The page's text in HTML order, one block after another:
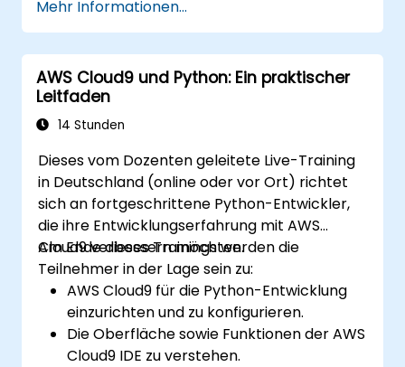
überwachten Lernens in Form von
Klassifikation und Regression sowie das
unüberwachte Lernen mit Clustering- und
Anomalieerkennungsverfahren. Ebenso
werden fortgeschrittene Architekturen
neuronaler Netzwerke behandelt. Die
Nutzung von scikit-learn, Apache Spark MLlib
sowie Jupyter-Notebooks für die praktische
Entwicklung von KI-Anwendungen kennen.
Am Ende sind die Teilnehmer in der Lage,
sinnvolle Machine-Learning-Modelle zu
implementieren, Grenzen bestehender
Algorithmen zu bewerten und konkrete
Projekte zur Problemlösung im realen Kontext
umzusetzen.
Mehr Informationen...
AWS Cloud9 und Python: Ein praktischer
Leitfaden
14 Stunden
Dieses vom Dozenten geleitete Live-Training
in Deutschland (online oder vor Ort) richtet
sich an fortgeschrittene Python-Entwickler,
die ihre Entwicklungserfahrung mit AWS
Cloud9 verbessern möchten.
Am Ende dieses Trainings werden die
Teilnehmer in der Lage sein zu:
AWS Cloud9 für die Python-Entwicklung
einzurichten und zu konfigurieren.
Die Oberfläche sowie Funktionen der AWS
Cloud9 IDE zu verstehen.